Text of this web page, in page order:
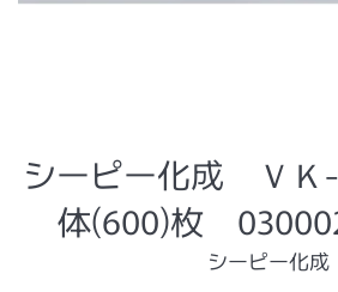
シーピー化成 ＶＫ
体(600)枚
シーピー化成